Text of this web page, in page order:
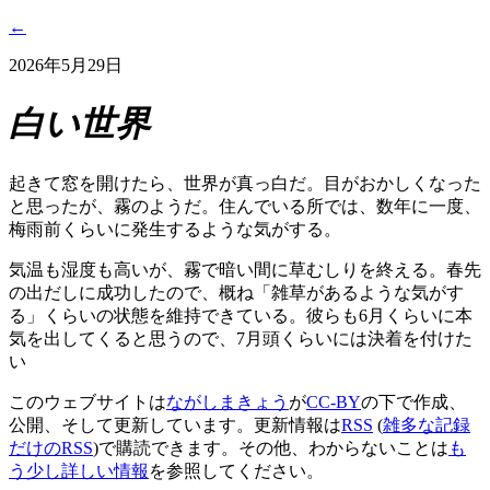
←
2026年5月29日
白い世界
起きて窓を開けたら、世界が真っ白だ。目がおかしくなった
と思ったが、霧のようだ。住んでいる所では、数年に一度、
梅雨前くらいに発生するような気がする。
気温も湿度も高いが、霧で暗い間に草むしりを終える。春先
の出だしに成功したので、概ね「雑草があるような気がす
る」くらいの状態を維持できている。彼らも6月くらいに本
気を出してくると思うので、7月頭くらいには決着を付けた
い
このウェブサイトはながしまきょう がCC-BYの下で作成、
公開、そして更新しています。更新情報はRSS (雑多な記録
だけのRSS)で購読できます。その他、わからないことは も
う少し詳しい情報 を参照してください。